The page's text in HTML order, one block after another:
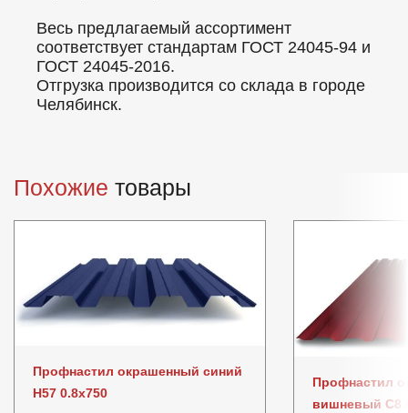
Весь предлагаемый ассортимент
соответствует стандартам ГОСТ 24045-94 и
ГОСТ 24045-2016.
Отгрузка производится со склада в городе
Челябинск.
Похожие товары
Профнастил окрашенный синий
Н57 0.8x750
Профнастил
вишневый C8